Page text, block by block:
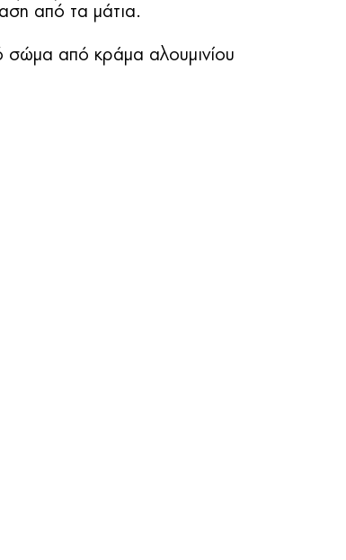
από τα μάτια.
σώμα από κράμα αλουμινίου